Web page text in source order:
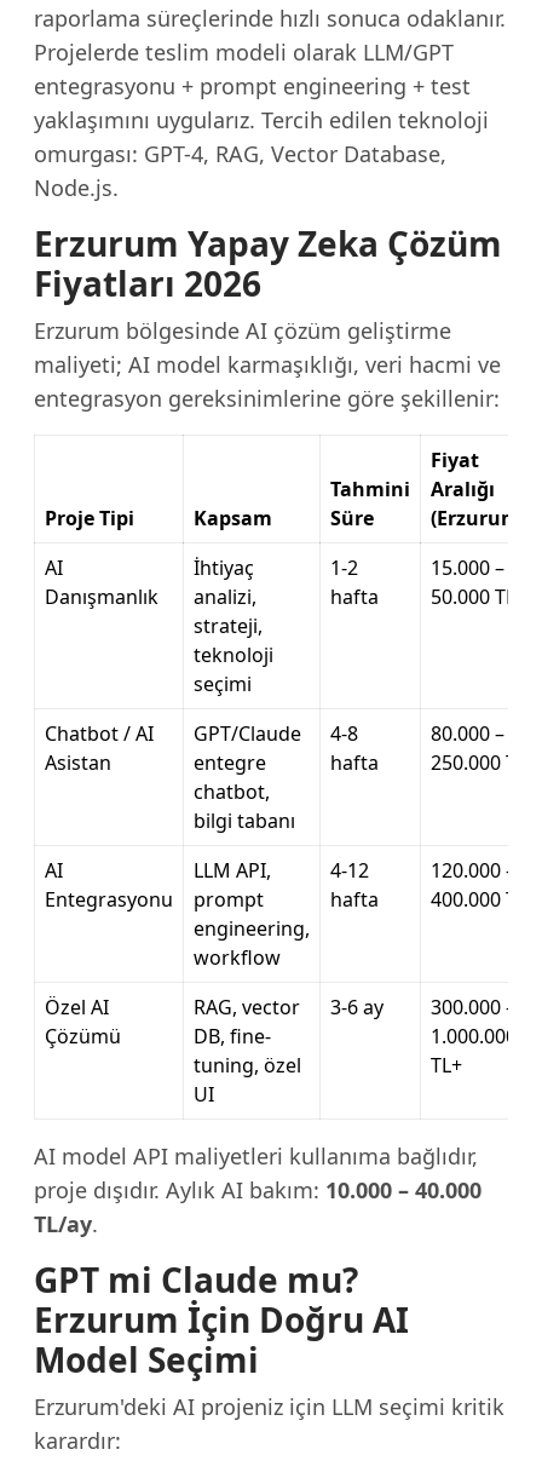
raporlama süreçlerinde hızlı sonuca odaklanır.
Projelerde teslim modeli olarak LLM/GPT
entegrasyonu + prompt engineering + test
yaklaşımını uygularız. Tercih edilen teknoloji
omurgası: GPT-4, RAG, Vector Database,
Node.js.
Erzurum Yapay Zeka Çözüm
Fiyatları 2026
Erzurum bölgesinde AI çözüm geliştirme
maliyeti; AI model karmaşıklığı, veri hacmi ve
entegrasyon gereksinimlerine göre şekillenir:
Proje Tipi Kapsam
Tahmini
Süre
Fiyat
Aralığı
(Erzurum)
AI
Danışmanlık
İhtiyaç
analizi,
strateji,
teknoloji
seçimi
1-2
hafta
15.000 –
50.000 TL
Chatbot / AI
Asistan
GPT/Claude
entegre
chatbot,
bilgi tabanı
4-8
hafta
80.000 –
250.000 TL
AI
Entegrasyonu
LLM API,
prompt
engineering,
workflow
4-12
hafta
120.000 –
400.000 TL
Özel AI
Çözümü
RAG, vector
DB, fine-
tuning, özel
UI
3-6 ay
300.000 –
1.000.000
TL+
AI model API maliyetleri kullanıma bağlıdır,
proje dışıdır. Aylık AI bakım: 10.000 – 40.000
TL/ay.
GPT mi Claude mu?
Erzurum İçin Doğru AI
Model Seçimi
Erzurum'deki AI projeniz için LLM seçimi kritik
karardır: